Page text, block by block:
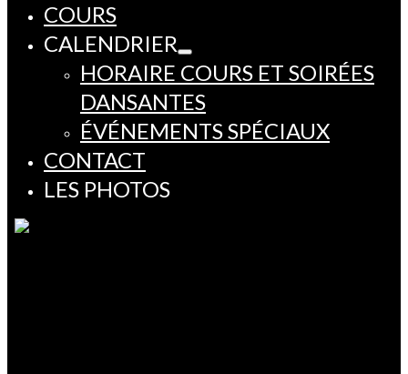
COURS
CALENDRIER
HORAIRE COURS ET SOIRÉES
DANSANTES
ÉVÉNEMENTS SPÉCIAUX
CONTACT
LES PHOTOS